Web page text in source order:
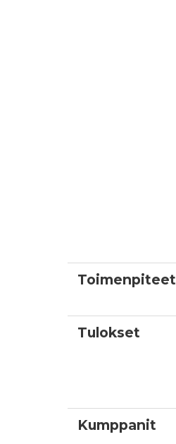
Toimenpiteet
Tulokset
Kumppanit